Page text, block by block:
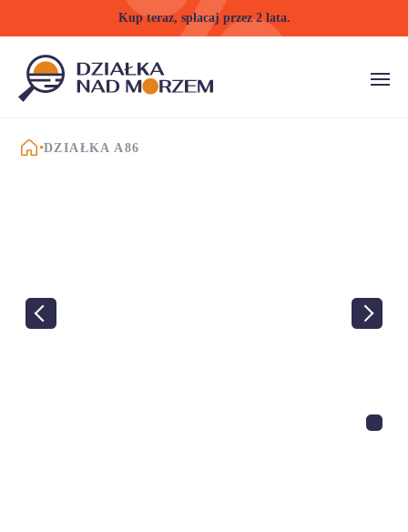
Kup teraz, spłacaj przez 2 lata.
STRONA GŁÓWNA
DZIAŁKA A86